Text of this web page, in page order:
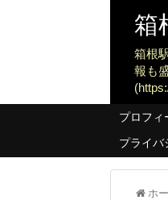
箱
箱根
報も
プロフィ
プライバ
ホ